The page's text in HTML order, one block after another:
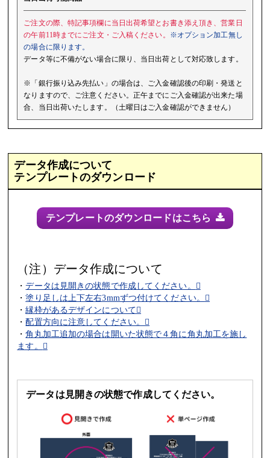
ご注文の際、特記事項欄に当日出荷希望とお書き添え頂き、営業日
の午前11時までにご注文・ご入稿ください。 ※オプション加工無し
の場合に限ります。
データ等に不備がない場合に限り、当日出荷として対応致します。
※「銀行振り込み先払い」の場合は、ご入金確認後の印刷・発送と
なりますので、ご注意ください。正午までにご入金確認が出来た場
合、当日出荷いたします。（土曜日はご入金確認ができません）
データ作成について
テンプレートのダウンロード
テンプレートのダウンロードはこちら
（注）データ作成について
・データは見開きの状態で作成してください。
・塗り足しは上下左右3mmずつ付けてください。
・縁枠があるデザインについて
・ 配置方向に注意してください。
・角丸加工追加の場合は開いた状態で４角に角丸加工を施し
ます。
データは見開きの状態で作成してください。